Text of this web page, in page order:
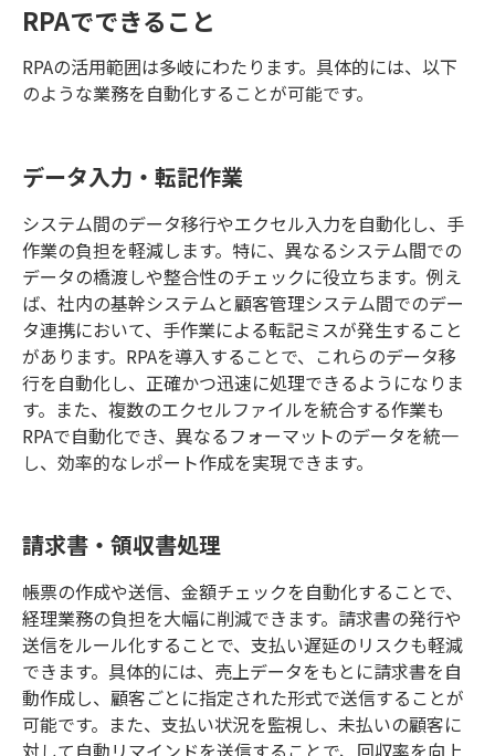
RPAでできること
RPAの活用範囲は多岐にわたります。具体的には、以下
のような業務を自動化することが可能です。
データ入力・転記作業
システム間のデータ移行やエクセル入力を自動化し、手
作業の負担を軽減します。特に、異なるシステム間での
データの橋渡しや整合性のチェックに役立ちます。例え
ば、社内の基幹システムと顧客管理システム間でのデー
タ連携において、手作業による転記ミスが発生すること
があります。 RPAを導入することで、これらのデータ移
行を自動化し、正確かつ迅速に処理できるようになりま
す。また、複数のエクセルファイルを統合する作業も
RPAで自動化でき、異なるフォーマットのデータを統一
し、効率的なレポート作成を実現できます。
請求書・領収書処理
帳票の作成や送信、金額チェックを自動化することで、
経理業務の負担を大幅に削減できます。請求書の発行や
送信をルール化することで、支払い遅延のリスクも軽減
できます。具体的には、売上データをもとに請求書を自
動作成し、顧客ごとに指定された形式で送信することが
可能です。また、支払い状況を監視し、未払いの顧客に
対して自動リマインドを送信することで、回収率を向上